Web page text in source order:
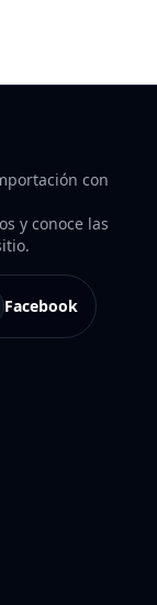
con
y conoce las
Facebook